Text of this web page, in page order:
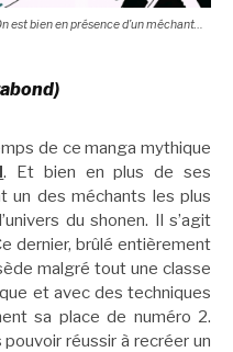
est bien en présence d’un méchant…
de ce manga mythique
. Et bien en plus de ses
un des méchants les plus
du shonen. Il s’agit
dernier, brûlé entièrement
malgré tout une classe
et avec des techniques
sa place de numéro 2.
pouvoir réussir à recréer un